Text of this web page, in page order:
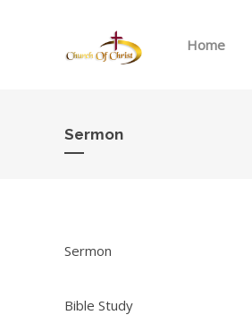
Home
Sermon
Sermon
Bible Study